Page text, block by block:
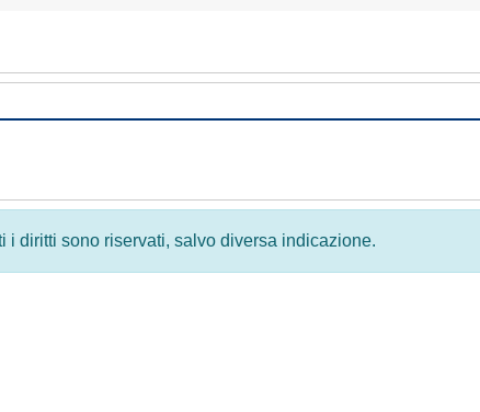
i diritti sono riservati, salvo diversa indicazione.